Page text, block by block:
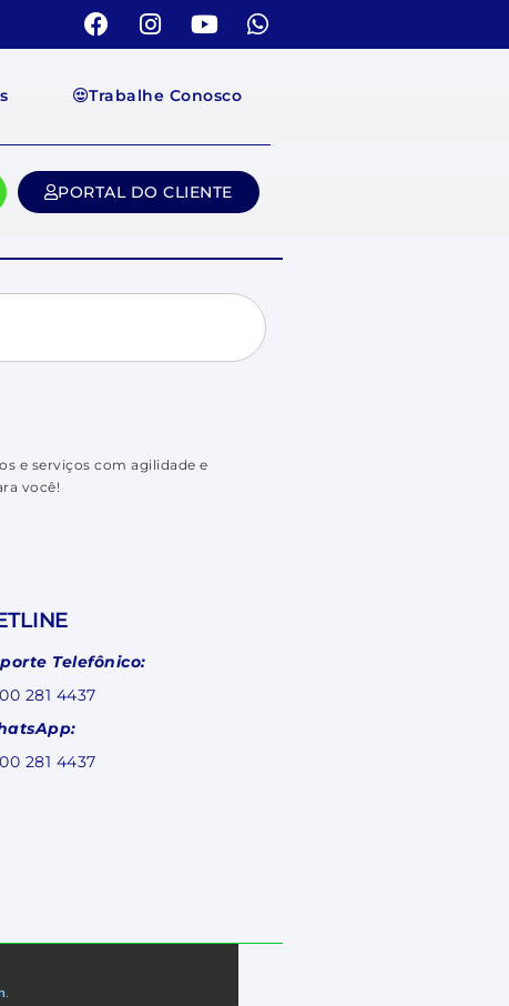
Trabalhe Conosco
PORTAL DO CLIENTE
e serviços com agilidade e
você!
Telefônico:
281 4437
281 4437